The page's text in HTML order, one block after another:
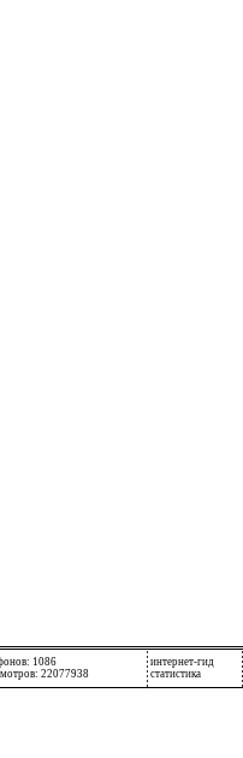
1086
22077938
интернет-гид
статистика